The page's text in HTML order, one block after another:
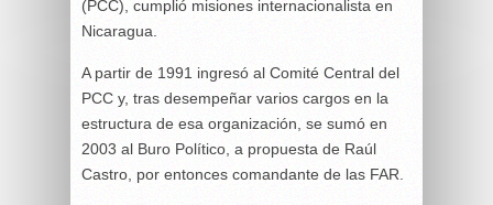
(PCC), cumplió misiones internacionalista en
Nicaragua.
A partir de 1991 ingresó al Comité Central del
PCC y, tras desempeñar varios cargos en la
estructura de esa organización, se sumó en
2003 al Buro Político, a propuesta de Raúl
Castro, por entonces comandante de las FAR.